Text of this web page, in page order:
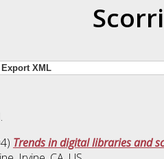
.
Trends in digital libraries and